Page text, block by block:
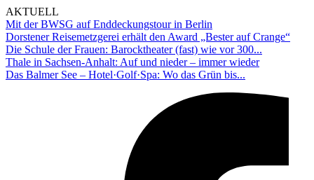
AKTUELL
Mit der BWSG auf Enddeckungstour in Berlin
Dorstener Reisemetzgerei erhält den Award „Bester auf Crange“
Die Schule der Frauen: Barocktheater (fast) wie vor 300...
Thale in Sachsen-Anhalt: Auf und nieder – immer wieder
Das Balmer See – Hotel·Golf·Spa: Wo das Grün bis...